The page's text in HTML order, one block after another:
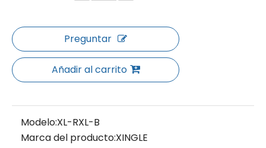
Preguntar
Añadir al carrito
Modelo:XL-RXL-B
Marca del producto:XINGLE